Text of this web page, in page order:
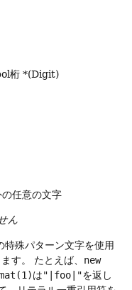
桁 *(Digit)
任意の文字
ん
特殊パターン文字を使用
す。
たとえば、 new
は"|foo|"を返し